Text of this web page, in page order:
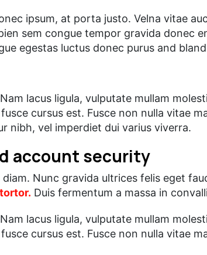
ipsum, at porta justo. Velna vitae
sem congue tempor gravida donec
egestas luctus donec purus and
lacus ligula, vulputate mullam
cursus est. Fusce non nulla vitae
nibh, vel imperdiet dui varius viverra.
account security
Nunc gravida ultrices felis eget
Duis fermentum a massa in
lacus ligula, vulputate mullam
cursus est. Fusce non nulla vitae